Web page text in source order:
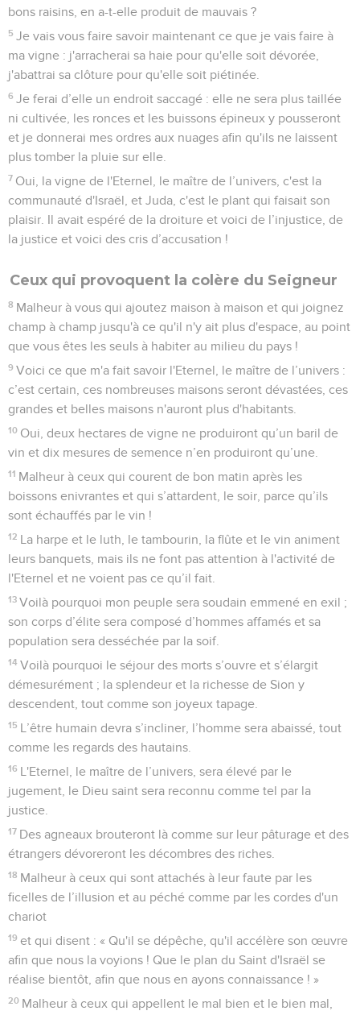
bons raisins, en a-t-elle produit de mauvais ?
5 Je vais vous faire savoir maintenant ce que je vais faire à
ma vigne : j'arracherai sa haie pour qu'elle soit dévorée,
j'abattrai sa clôture pour qu'elle soit piétinée.
6 Je ferai d’elle un endroit saccagé : elle ne sera plus taillée
ni cultivée, les ronces et les buissons épineux y pousseront
et je donnerai mes ordres aux nuages afin qu'ils ne laissent
plus tomber la pluie sur elle.
7 Oui, la vigne de l'Eternel, le maître de l’univers, c'est la
communauté d'Israël, et Juda, c'est le plant qui faisait son
plaisir. Il avait espéré de la droiture et voici de l’injustice, de
la justice et voici des cris d’accusation !
Ceux qui provoquent la colère du Seigneur
8 Malheur à vous qui ajoutez maison à maison et qui joignez
champ à champ jusqu'à ce qu'il n'y ait plus d'espace, au point
que vous êtes les seuls à habiter au milieu du pays !
9 Voici ce que m'a fait savoir l'Eternel, le maître de l’univers :
c’est certain, ces nombreuses maisons seront dévastées, ces
grandes et belles maisons n'auront plus d'habitants.
10 Oui, deux hectares de vigne ne produiront qu’un baril de
vin et dix mesures de semence n’en produiront qu’une.
11 Malheur à ceux qui courent de bon matin après les
boissons enivrantes et qui s’attardent, le soir, parce qu’ils
sont échauffés par le vin !
12 La harpe et le luth, le tambourin, la flûte et le vin animent
leurs banquets, mais ils ne font pas attention à l'activité de
l'Eternel et ne voient pas ce qu’il fait.
13 Voilà pourquoi mon peuple sera soudain emmené en exil ;
son corps d’élite sera composé d’hommes affamés et sa
population sera desséchée par la soif.
14 Voilà pourquoi le séjour des morts s’ouvre et s’élargit
démesurément ; la splendeur et la richesse de Sion y
descendent, tout comme son joyeux tapage.
15 L’être humain devra s’incliner, l’homme sera abaissé, tout
comme les regards des hautains.
16 L'Eternel, le maître de l’univers, sera élevé par le
jugement, le Dieu saint sera reconnu comme tel par la
justice.
17 Des agneaux brouteront là comme sur leur pâturage et des
étrangers dévoreront les décombres des riches.
18 Malheur à ceux qui sont attachés à leur faute par les
ficelles de l’illusion et au péché comme par les cordes d'un
chariot
19 et qui disent : « Qu'il se dépêche, qu'il accélère son œuvre
afin que nous la voyions ! Que le plan du Saint d'Israël se
réalise bientôt, afin que nous en ayons connaissance ! »
20 Malheur à ceux qui appellent le mal bien et le bien mal,